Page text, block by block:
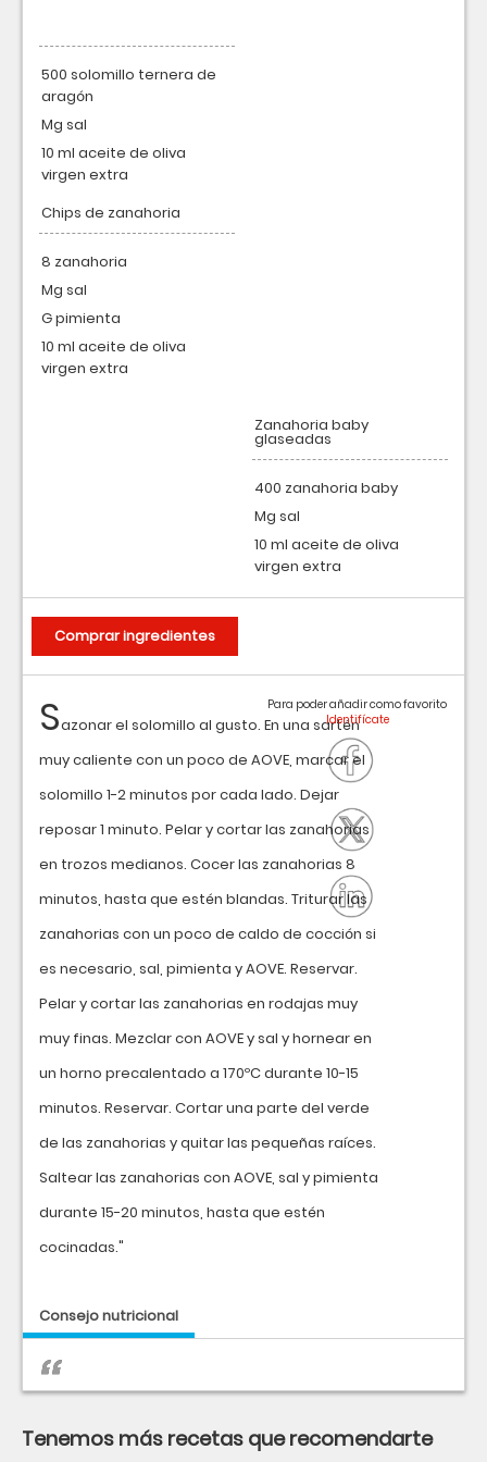
Sazonar el solomillo al gusto. En una sartén
muy caliente con un poco de AOVE, marcar el
solomillo 1-2 minutos por cada lado. Dejar
reposar 1 minuto. Pelar y cortar las zanahorias
en trozos medianos. Cocer las zanahorias 8
minutos, hasta que estén blandas. Triturar las
zanahorias con un poco de caldo de cocción si
es necesario, sal, pimienta y AOVE. Reservar.
Pelar y cortar las zanahorias en rodajas muy
muy finas. Mezclar con AOVE y sal y hornear en
un horno precalentado a 170ºC durante 10-15
minutos. Reservar. Cortar una parte del verde
de las zanahorias y quitar las pequeñas raíces.
Saltear las zanahorias con AOVE, sal y pimienta
durante 15-20 minutos, hasta que estén
cocinadas."
Consejo nutricional
Para poder añadir como favorito
500 solomillo ternera de
aragón
Mg sal
10 ml aceite de oliva
virgen extra
Chips de zanahoria
8 zanahoria
Mg sal
G pimienta
10 ml aceite de oliva
virgen extra
Zanahoria baby
glaseadas
400 zanahoria baby
Mg sal
10 ml aceite de oliva
virgen extra
Comprar ingredientes
Tenemos más recetas que recomendarte